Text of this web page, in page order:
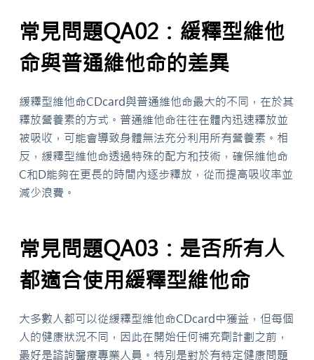
常見問題QA02：緩釋型維他
命與普通維他命的差異
緩釋型維他命CDcard與普通維他命最大的不同，在於其
釋放營養素的方式。普通維他命往往在體內迅速釋放並
被吸收，可能會導致身體無法充分利用所有營養素。相
反，緩釋型維他命透過特殊的配方和技術，確保維他命
C和D能夠在更長的時間內逐步釋放，從而提高吸收率並
減少浪費。
常見問題QA03：是否所有人
都適合使用緩釋型維他命
大多數人都可以從緩釋型維他命CDcard中獲益，但每個
人的健康狀況不同，因此在開始任何補充劑計劃之前，
最好是諮詢醫療專業人員。特別是對於有特定健康問題